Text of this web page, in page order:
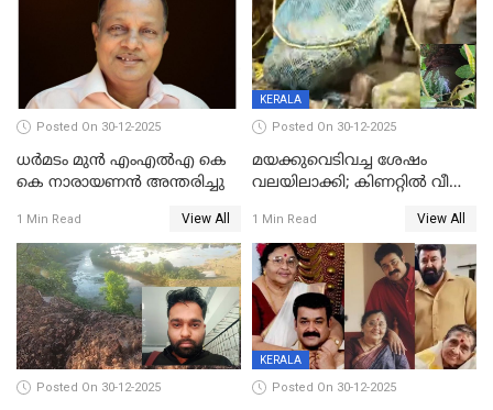
Posted On 30-12-2025
ധർമടം മുൻ എംഎല്‍എ കെ
കെ നാരായണന്‍ അന്തരിച്ചു
1 Min Read View All
KERALA
Posted On 30-12-2025
മയക്കുവെടിവച്ച ശേഷം
വലയിലാക്കി; കിണറ്റിൽ വീണ
1 Min Read View All
Posted On 30-12-2025
KERALA
Posted On 30-12-2025